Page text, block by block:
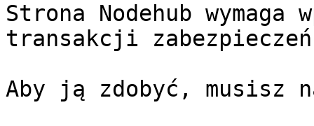
Strona Nodehub
transakcji
Aby ją zdobyć, musisz